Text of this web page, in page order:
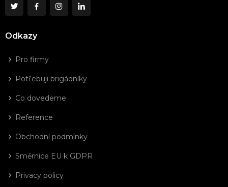
Odkazy
Pro firmy
Potřebuji brigádníky
Co dovedeme
Reference
Obchodní podmínky
Směrnice EU k GDPR
Privacy policy